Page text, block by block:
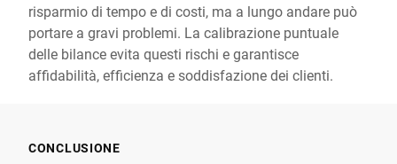
risparmio di tempo e di costi, ma a lungo andare può
portare a gravi problemi. La calibrazione puntuale
delle bilance evita questi rischi e garantisce
affidabilità, efficienza e soddisfazione dei clienti.
CONCLUSIONE